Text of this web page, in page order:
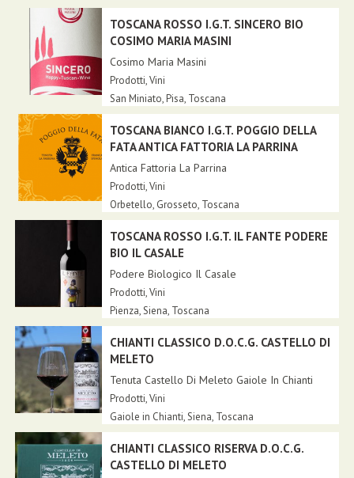
TOSCANA ROSSO I.G.T. SINCERO BIO
COSIMO MARIA MASINI
Cosimo Maria Masini
Prodotti,Vini
San Miniato,Pisa, Toscana
TOSCANA BIANCO I.G.T. POGGIO DELLA
FATA ANTICA FATTORIA LA PARRINA
Antica Fattoria La Parrina
Prodotti,Vini
Orbetello, Grosseto, Toscana
TOSCANA ROSSO I.G.T. IL FANTE PODERE
BIO IL CASALE
Podere Biologico Il Casale
Prodotti,Vini
Pienza,Siena, Toscana
CHIANTI CLASSICO D.O.C.G. CASTELLO DI
MELETO
Tenuta Castello Di Meleto Gaiole In Chianti
Prodotti,Vini
Gaiole in Chianti,Siena, Toscana
CHIANTI CLASSICO RISERVA D.O.C.G.
CASTELLO DI MELETO